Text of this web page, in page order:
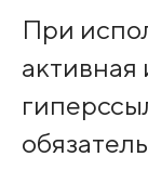
При
активная